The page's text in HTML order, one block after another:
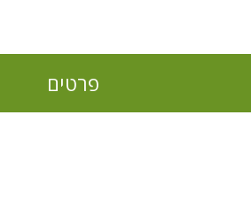
פרטים